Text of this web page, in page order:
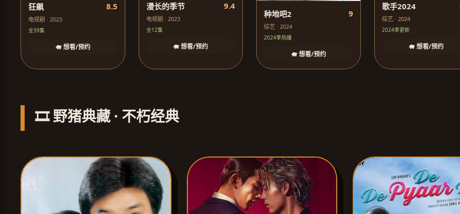
狂飙 8.5
电视剧 · 2023
全39集
🐗 想看/预约
漫长的季节 9.4
电视剧 · 2023
全12集
🐗 想看/预约
种地吧2 9
综艺 · 2024
2024季热播
🐗 想看/预约
歌手2024
综艺 · 2024
2024季更新
🐗 想看/预约
🎞️ 野猪典藏 · 不朽经典